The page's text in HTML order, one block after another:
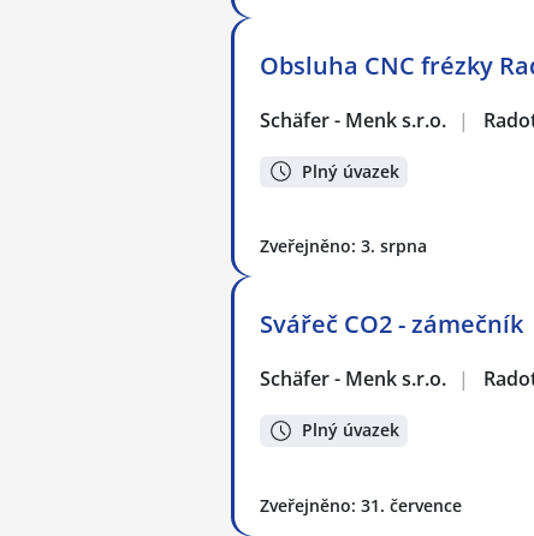
Obsluha CNC frézky
Schäfer - Menk s.r.o. |
Plný úvazek
Zveřejněno: 3. srpna
Svářeč CO2 - zámečník
Schäfer - Menk s.r.o. |
Plný úvazek
Zveřejněno: 31. července